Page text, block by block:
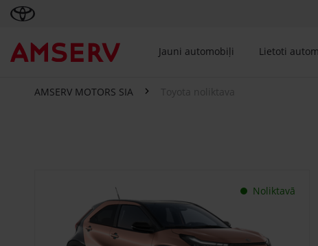
Jauni automobiļi Lietoti
AMSERV MOTORS SIA Toyota noliktava
Noliktavā